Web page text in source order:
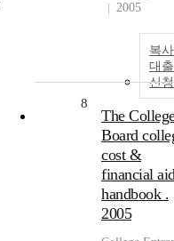
2005
복
대출
신청
8
The
Board
cost &
financial
handbook .
2005